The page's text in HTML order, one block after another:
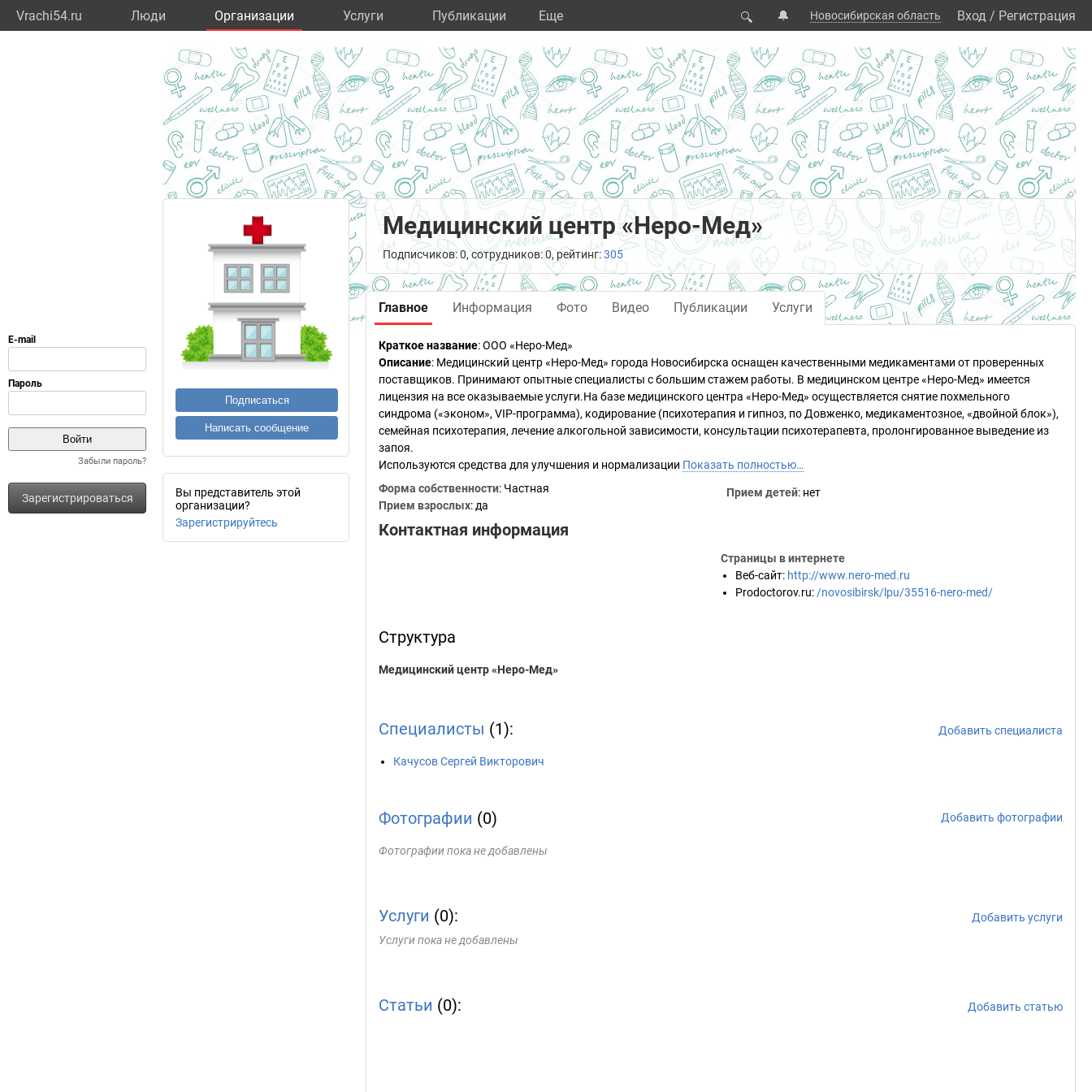
Vrachi54.ru Люди Организации Услуги Публикации Eще 🔍 🔔 Новосибирская область Вход / Регистрация
Забыли пароль?
Зарегистрироваться
Подписаться
Написать сообщение
Вы представитель этой
организации?
Зарегистрируйтесь
Медицинский центр «Неро-Мед»
Подписчиков: 0, сотрудников: 0, рейтинг:305
Главное Информация Фото Видео Публикации Услуги
Краткое название:ООО «Неро-Мед»
Описание: Медицинский центр «Неро-Мед» города Новосибирска оснащен качественными медикаментами от проверенных
поставщиков. Принимают опытные специалисты с большим стажем работы. В медицинском центре «Неро-Мед» имеется
лицензия на все оказываемые услуги.На базе медицинского центра «Неро-Мед» осуществляется снятие похмельного
синдрома («эконом», VIP-программа), кодирование (психотерапия и гипноз, по Довженко, медикаментозное, «двойной блок»),
семейная психотерапия, лечение алкогольной зависимости, консультации психотерапевта, пролонгированное выведение из
запоя.
Используются средства для улучшения и нормализации Показать полностью…
Форма собственности: Частная
Прием взрослых: да
Прием детей: нет
Контактная информация
Страницы в интернете
Веб-сайт: http://www.nero-med.ru
Prodoctorov.ru: /novosibirsk/lpu/35516-nero-med/
Структура
Медицинский центр «Неро-Мед»
Специалисты (1): Добавить специалиста
Качусов Сергей Викторович
Фотографии (0) Добавить фотографии
Фотографии пока не добавлены
Услуги (0):
Добавить услуги
Услуги пока не добавлены
Статьи (0): Добавить статью